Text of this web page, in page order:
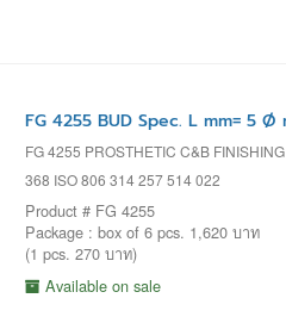
FG 4255 BUD Spec. L mm= 5 Ø
FG 4255 PROSTHETIC C&B
368 ISO 806 314 257 514 022
Product # FG 4255
Package : box of 6 pcs. 1,620 บาท
(1 pcs. 270 บาท)
Available on sale